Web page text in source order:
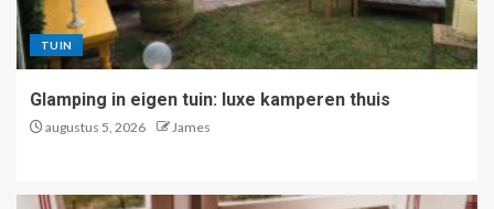
TUIN
Glamping in eigen tuin: luxe kamperen thuis
augustus 5, 2026 James